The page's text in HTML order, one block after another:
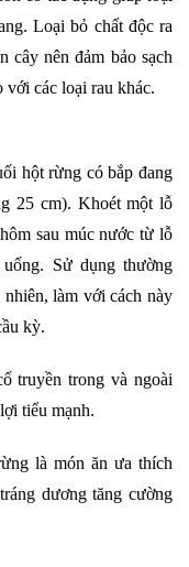
Loại bỏ chất độc ra
cây nên đảm bảo sạch
với các loại rau khác.
hột rừng có bắp đang
25 cm). Khoét một lỗ
sau múc nước từ lỗ
Sử dụng thường
làm với cách này
kỳ.
truyền trong và ngoài
tiểu mạnh.
là món ăn ưa thích
dương tăng cường